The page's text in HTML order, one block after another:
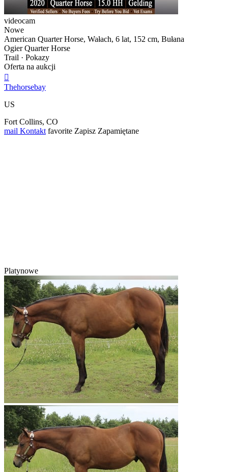
videocam
Nowe
American Quarter Horse, Wałach, 6 lat, 152 cm, Bułana
Ogier Quarter Horse
Trail · Pokazy
Oferta na aukcji

Thehorsebay
US
Fort Collins, CO
mail Kontakt favorite Zapisz Zapamiętane
Platynowe